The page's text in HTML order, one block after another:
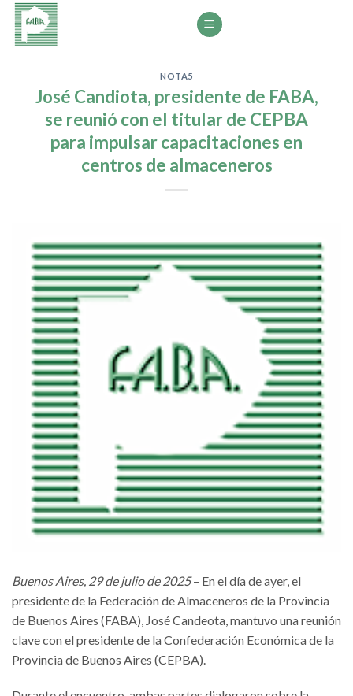
Saltar
contenido
NOTA5
José Candiota, presidente de FABA,
se reunió con el titular de CEPBA
para impulsar capacitaciones en
centros de almaceneros
Buenos Aires, 29 de julio de 2025– En el día de ayer, el
presidente de la Federación de Almaceneros de la Provincia
de Buenos Aires (FABA), José Candeota, mantuvo una reunión
clave con el presidente de la Confederación Económica de la
Provincia de Buenos Aires (CEPBA).